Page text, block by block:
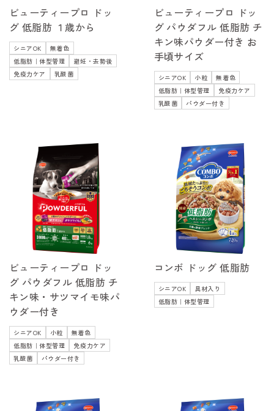
ビューティープロ ドッ
グ 低脂肪 １歳から
シニアOK
無着色
低脂肪｜体型管理
避妊・去勢後
免疫力ケア
乳酸菌
ビューティープロ ドッ
グ パウダフル 低脂肪 チ
キン味パウダー付き お
手頃サイズ
シニアOK 小粒
無着色
低脂肪｜体型管理
免疫力ケア
乳酸菌
パウダー付き
ビューティープロ ドッ
グ パウダフル 低脂肪 チ
キン味・サツマイモ味パ
ウダー付き
シニアOK 小粒
無着色
低脂肪｜体型管理
免疫力ケア
乳酸菌
パウダー付き
コンボ ドッグ 低脂肪
シニアOK
具材入り
低脂肪｜体型管理